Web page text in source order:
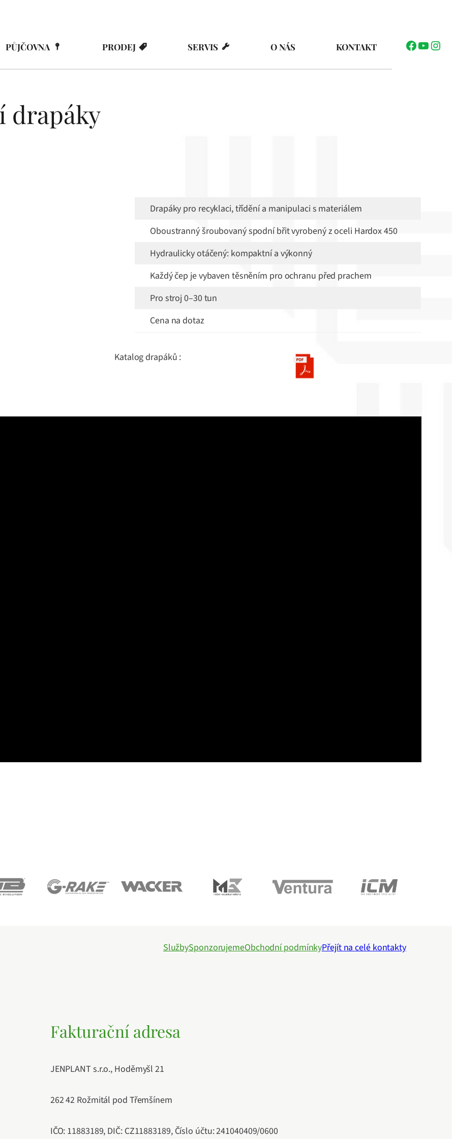
PŮJČOVNA PRODEJ SERVIS O NÁS KONTAKT Facebook
drapáky
Drapáky pro recyklaci, třídění a manipulaci s materiálem
Oboustranný šroubovaný spodní břit vyrobený z oceli Hardox 450
Hydraulicky otáčený: kompaktní a výkonný
Každý čep je vybaven těsněním pro ochranu před prachem
Pro stroj 0–30 tun
Cena na dotaz
Katalog drapáků :
SlužbySponzorujemeObchodní podmínkyPřejít na celé kontakty
Fakturační adresa
JENPLANT s.r.o., Hoděmyšl 21
262 42 Rožmitál pod Třemšínem
IČO: 11883189, DIČ: CZ11883189, Číslo účtu: 241040409/0600